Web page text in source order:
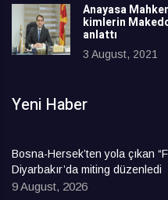
Anayasa
kimlerin
anlattı
3 August, 2021
Yeni Haber
Bosna-Hersek’ten yola çıkan
Diyarbakır’da miting düzenledi
9 August, 2026